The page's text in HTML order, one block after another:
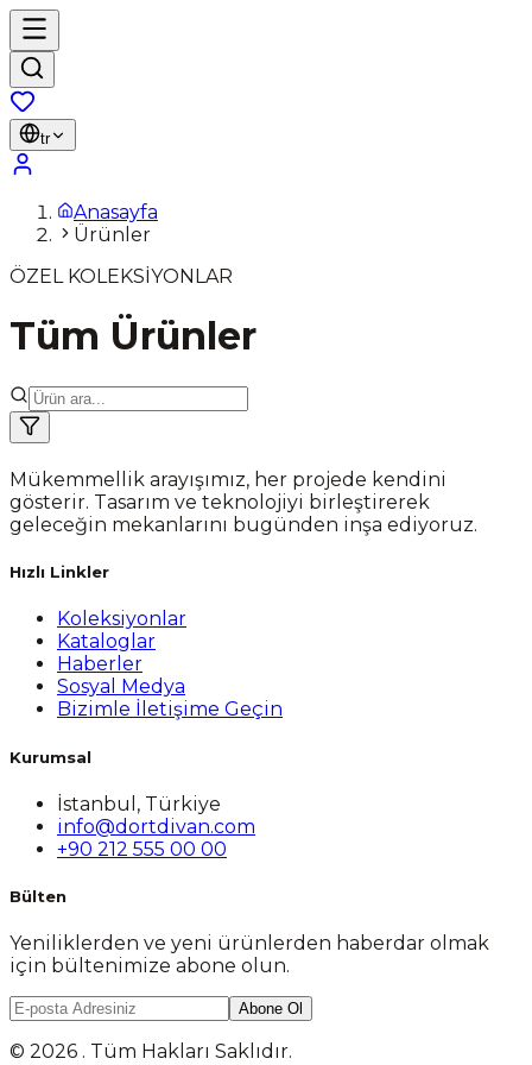
tr
Anasayfa
Ürünler
ÖZEL KOLEKSİYONLAR
Tüm Ürünler
Mükemmellik arayışımız, her projede kendini
gösterir. Tasarım ve teknolojiyi birleştirerek
geleceğin mekanlarını bugünden inşa ediyoruz.
Hızlı Linkler
Koleksiyonlar
Kataloglar
Haberler
Sosyal Medya
Bizimle İletişime Geçin
Kurumsal
İstanbul, Türkiye
info@dortdivan.com
+90 212 555 00 00
Bülten
Yeniliklerden ve yeni ürünlerden haberdar olmak
için bültenimize abone olun.
Abone Ol
© 2026 . Tüm Hakları Saklıdır.